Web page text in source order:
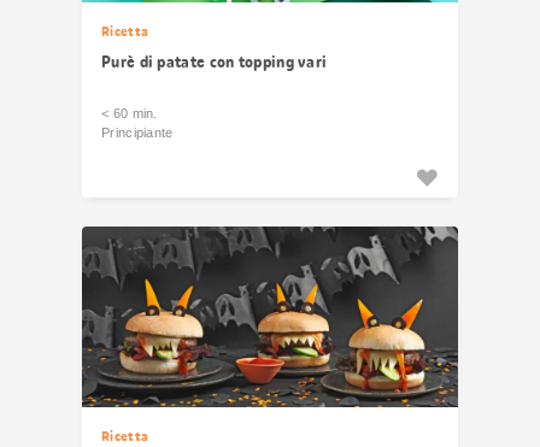
Ricetta
Purè di patate con topping vari
< 60 min.
Principiante
Ricetta